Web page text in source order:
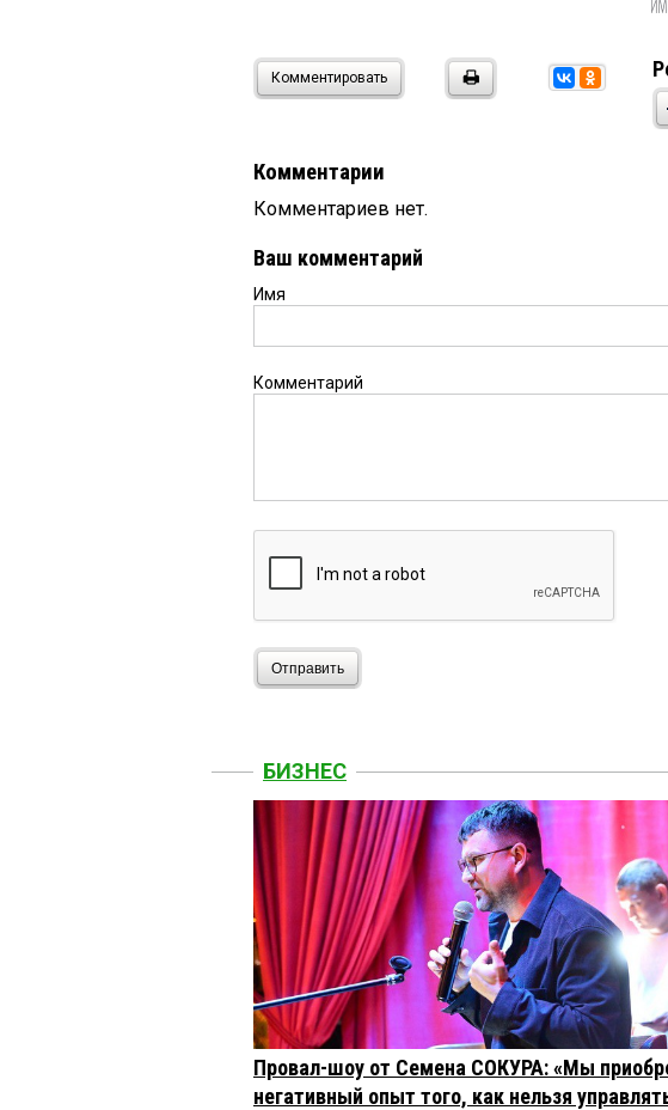
Комментировать
Комментарии
Комментариев нет.
Ваш комментарий
Имя
Комментарий
Отправить
БИЗНЕС
Провал-шоу от Семена СОКУРА: «Мы
негативный опыт того, как нельзя